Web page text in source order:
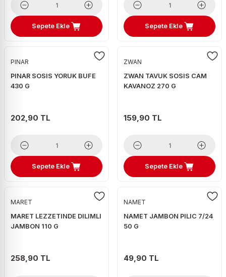
Sepete Ekle Sepete Ekle
PINAR
PINAR SOSIS YORUK BUFE
430 G
202,90 TL
Sepete Ekle
ZWAN
ZWAN TAVUK SOSIS CAM
KAVANOZ 270 G
159,90 TL
Sepete Ekle
MARET
MARET LEZZETINDE DILIMLI
JAMBON 110 G
258,90 TL
NAMET
NAMET JAMBON PILIC 7/24
50 G
49,90 TL